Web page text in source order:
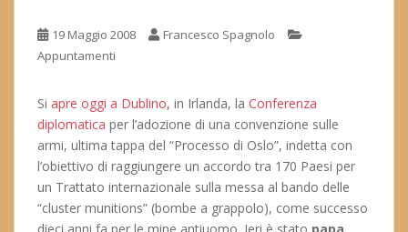
19 Maggio 2008
Francesco Spagnolo
Appuntamenti
Si apre oggi a Dublino, in Irlanda, la Conferenza
diplomatica per l’adozione di una convenzione sulle
armi, ultima tappa del “Processo di Oslo”, indetta con
l’obiettivo di raggiungere un accordo tra 170 Paesi per
un Trattato internazionale sulla messa al bando delle
“cluster munitions” (bombe a grappolo), come successo